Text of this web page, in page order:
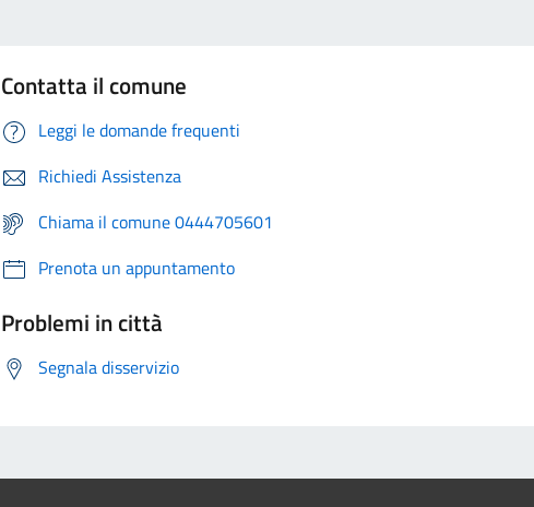
Contatta il comune
Leggi le domande frequenti
Richiedi Assistenza
Chiama il comune 0444705601
Prenota un appuntamento
Problemi in città
Segnala disservizio